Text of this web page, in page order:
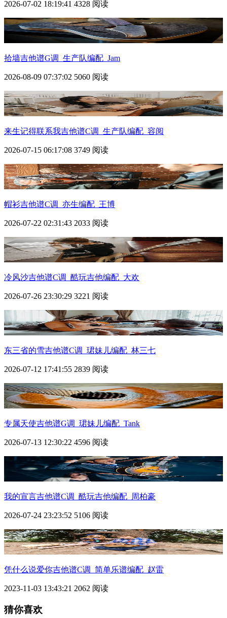
2026-07-02 18:19:41 4328 阅读
拾墙吉他谱G调_生产队编配_Jam
2026-08-09 07:37:02 5060 阅读
来生记得联系我吉他谱C调_生产队编配_容阅
2026-07-15 06:17:08 3749 阅读
帽衫吉他谱C调_亦生编配_王博
2026-07-22 02:31:43 2033 阅读
冷风沙吉他谱C调_酷玩吉他编配_大欢
2026-07-26 23:30:29 3221 阅读
东三省的雪吉他谱C调_珺妹儿编配_林三七
2026-07-12 17:41:55 2839 阅读
专属天使吉他谱G调_珺妹儿编配_Tank
2026-07-13 12:30:22 4596 阅读
我的宣言吉他谱C调_酷玩吉他编配_周柏豪
2026-07-24 23:23:52 5106 阅读
凭什么说爱你吉他谱C调_简单乐谱编配_赵雷
2023-11-03 13:43:21 2062 阅读
猜你喜欢